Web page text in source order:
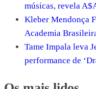
músicas, revela
Kleber Mendonça
Academia
Tame Impala leva
performance de